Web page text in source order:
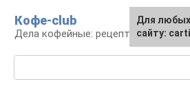
контенту
Кофе-club
Дела кофейные: рецепты и
Для
сайту: